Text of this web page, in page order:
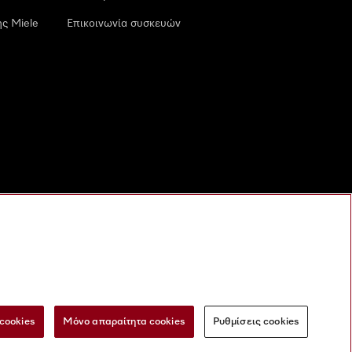
Miele Επικοινωνία συσκευών
ψηφιακές υπηρεσίες Φόρμα Υπαναχώρησης
Μόνο απαραίτητα cookies Ρυθμίσεις cookies